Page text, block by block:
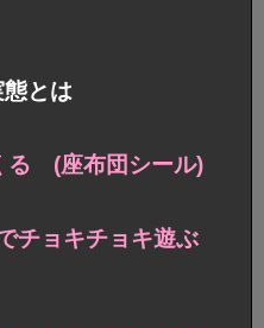
とは
る (座布団シール)
チョキチョキ遊ぶ